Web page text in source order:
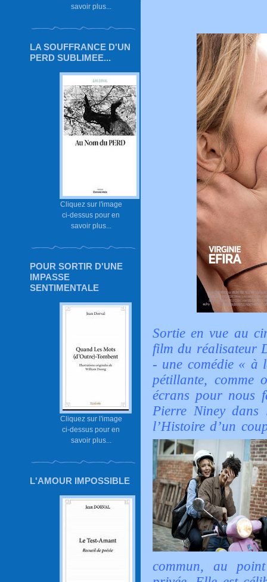
savoir plus...
LA SOUFFRANCE D'UN
PERD SUBLIMEE...
Cliquez sur l'image
ci-dessus pour en
savoir plus...
POUR SORTIR D'UNE
IMPASSE
SENTIMENTALE
Cliquez sur l'image
ci-dessus pour en
savoir plus...
L'AMOUR IMPOSSIBLE
Sortie en vue au
film du réalisateur
- une comédie « à
pétillante, comme
écrans pour nous
Pierre Niney
l’Histoire d’un
commun, au